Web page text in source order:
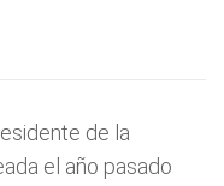
de la
el año pasado